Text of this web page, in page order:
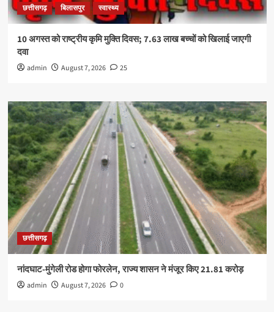
छत्तीसगढ़ बिलासपुर स्वास्थ्य
10 अगस्त को राष्ट्रीय कृमि मुक्ति दिवस; 7.63 लाख बच्चों को खिलाई जाएगी
दवा
admin August 7, 2026 25
छत्तीसगढ़
नांदघाट-मुंगेली रोड होगा फोरलेन, राज्य शासन ने मंजूर किए 21.81 करोड़
admin August 7, 2026 0